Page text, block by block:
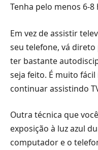
Tenha pelo menos 6-
Em vez de assistir
seu telefone, vá direto
ter bastante
seja feito. É muito
continuar assistindo
Outra técnica que
exposição à luz azul
computador e o